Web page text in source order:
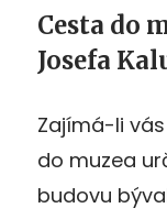
Cesta do
Josefa
Zajímá-li
do muzea
budovu